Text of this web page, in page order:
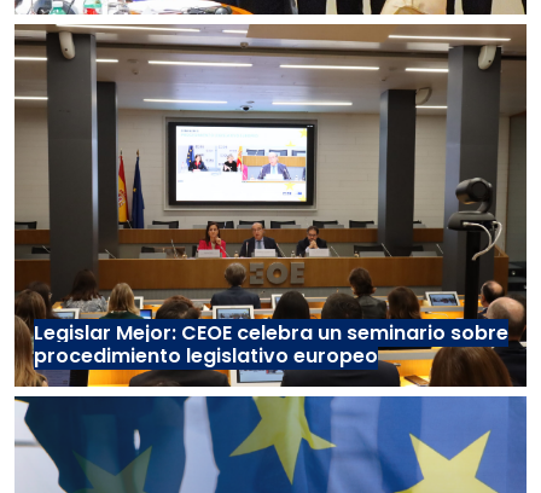
Legislar Mejor: CEOE celebra un seminario sobre
procedimiento legislativo europeo